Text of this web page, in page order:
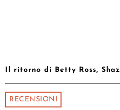
Il ritorno di Betty Ross,
RECENSIONI